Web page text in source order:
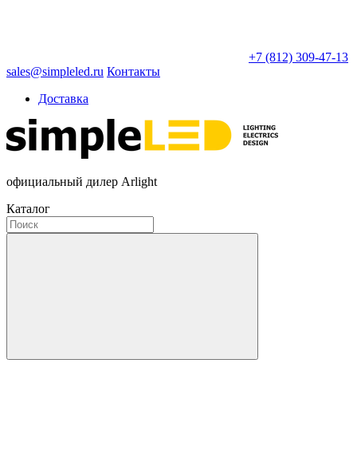
+7 (812) 309-47-13
sales@simpleled.ru Контакты
Доставка
официальный дилер Arlight
Каталог